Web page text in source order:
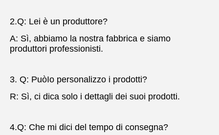
2.Q: Lei è un produttore?
A: Sì, abbiamo la nostra fabbrica e siamo
produttori professionisti.
3. Q: PuòIo personalizzo i prodotti?
R: Sì, ci dica solo i dettagli dei suoi prodotti.
4.Q: Che mi dici del tempo di consegna?